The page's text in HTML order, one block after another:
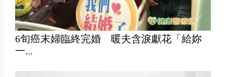
6旬癌末婦臨終完婚 暖夫含淚獻花「給妳
一...